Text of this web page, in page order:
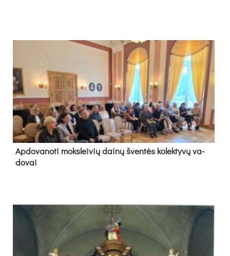
Ap­do­va­no­ti moks­lei­vių dai­nų šven­tės ko­lek­ty­vų va­
do­vai